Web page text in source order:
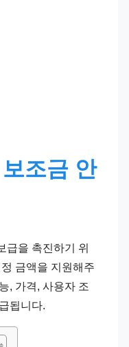
조금 안
급을 촉진하기 위
금액을 지원해주
, 가격, 사용자 조
됩니다.